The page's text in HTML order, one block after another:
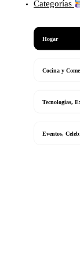
Categorías
Hogar
Cocina y
Tecnologias,
Eventos,